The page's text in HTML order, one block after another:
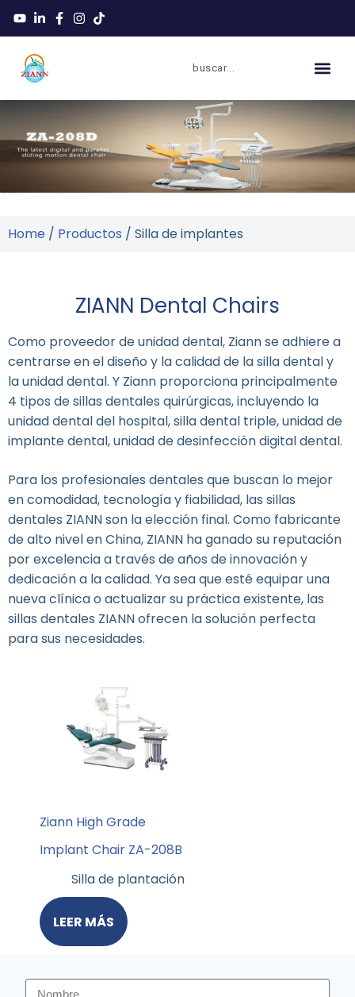
Home / Productos / Silla de implantes
ZIANN Dental Chairs
Como proveedor de unidad dental, Ziann se adhiere a
centrarse en el diseño y la calidad de la silla dental y
la unidad dental. Y Ziann proporciona principalmente
4 tipos de sillas dentales quirúrgicas, incluyendo la
unidad dental del hospital, silla dental triple, unidad de
implante dental, unidad de desinfección digital dental.
Para los profesionales dentales que buscan lo mejor
en comodidad, tecnología y fiabilidad, las sillas
dentales ZIANN son la elección final. Como fabricante
de alto nivel en China, ZIANN ha ganado su reputación
por excelencia a través de años de innovación y
dedicación a la calidad. Ya sea que esté equipar una
nueva clínica o actualizar su práctica existente, las
sillas dentales ZIANN ofrecen la solución perfecta
para sus necesidades.
Ziann High Grade
Implant Chair ZA-208B
Silla de plantación
LEER MÁS